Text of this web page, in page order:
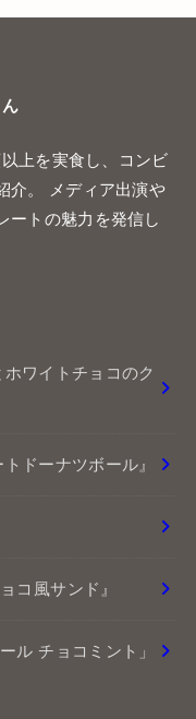
上を実食し、コンビ
介。 メディア出演や
ートの魅力を発信し
ワイトチョコのク
ドーナツボール』
コ風サンド』
ル チョコミント」